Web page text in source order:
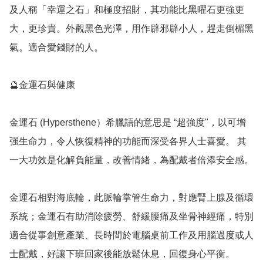
及人稱「幸運之石」和極度招財，其功能比黑曜石更強更
大，更珍貴。外觀黑色光澤，用作辟邪辟小人，趕走倒楣黑
氣。適合愛錢財的人。
🔮金運石與健康
金運石 (Hypersthene）希臘語的意思是 “超強度"，以可增
强生命力，令人恢復精神的功能而深受各界人士喜愛。 其
一大功效是化解負能量，改善情緒，為配戴者倍添安全感。
金運石相對海底輪，此脈輪掌管生命力，對應腎上腺及循環
系統；金運石有助消除疲勞、舒緩腰痛及坐骨神經痛，特別
適合從事創意產業、長時間於電腦桌前工作及用腦過度或人
士配戴，好讓下班回家後能放鬆休息，回復身心平衡。